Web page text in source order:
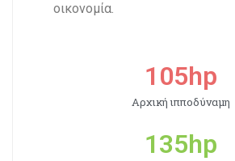
οικονομία.
Αρχική ιπποδύναμη
105hp
135hp